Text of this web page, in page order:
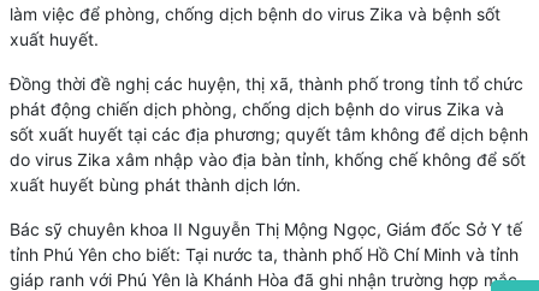
làm việc để phòng, chống dịch bệnh do virus Zika và bệnh sốt
xuất huyết.
Đồng thời đề nghị các huyện, thị xã, thành phố trong tỉnh tổ chức
phát động chiến dịch phòng, chống dịch bệnh do virus Zika và
sốt xuất huyết tại các địa phương; quyết tâm không để dịch bệnh
do virus Zika xâm nhập vào địa bàn tỉnh, khống chế không để sốt
xuất huyết bùng phát thành dịch lớn.
Bác sỹ chuyên khoa II Nguyễn Thị Mộng Ngọc, Giám đốc Sở Y tế
tỉnh Phú Yên cho biết: Tại nước ta, thành phố Hồ Chí Minh và tỉnh
giáp ranh với Phú Yên là Khánh Hòa đã ghi nhận trường hợp mắc